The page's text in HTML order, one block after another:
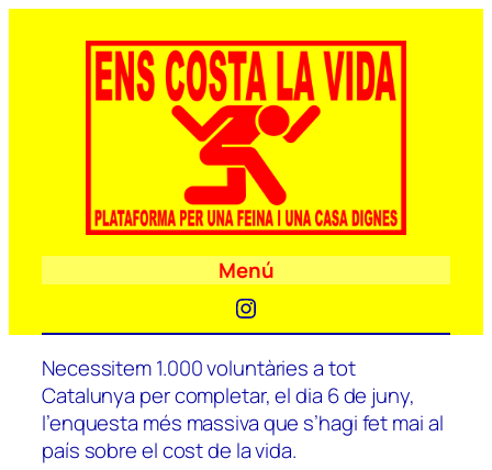
Menú
Instagram
Necessitem 1.000 voluntàries a tot
Catalunya per completar, el dia 6 de juny,
l’enquesta més massiva que s’hagi fet mai al
país sobre el cost de la vida.